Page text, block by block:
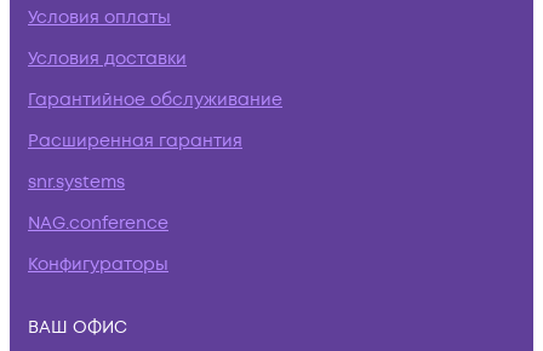
Условия оплаты
Условия доставки
Гарантийное обслуживание
Расширенная гарантия
snr.systems
NAG.conference
Конфигураторы
ВАШ ОФИС